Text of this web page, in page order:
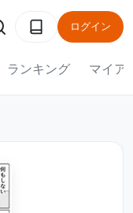
ログイン
ランキング マイア